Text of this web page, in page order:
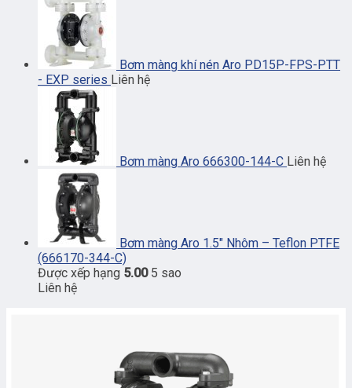
Bơm màng khí nén Aro PD15P-FPS-PTT
- EXP series Liên hệ
Bơm màng Aro 666300-144-C Liên hệ
Bơm màng Aro 1.5″ Nhôm – Teflon PTFE
(666170-344-C)
Được xếp hạng 5.005 sao
Liên hệ